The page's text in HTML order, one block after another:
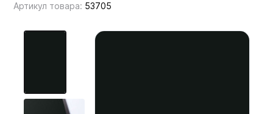
Мой ЭГГЕР
Мебельные образцы, каталоги
Артикул товара: 53705